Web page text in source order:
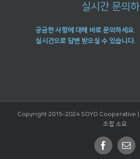
실시간 문의하
궁금한 사항에 대해 바로 문의하세요.
실시간으로 답변 받으실 수 있습니다.
Copyright 2015-2024 SOYO Cooperative |
조합 소요